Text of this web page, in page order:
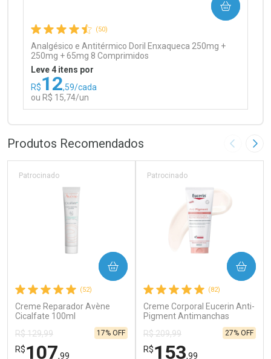
(50)
Analgésico e Antitérmico Doril Enxaqueca 250mg +
250mg + 65mg 8 Comprimidos
Leve 4 itens por
R$12,59/cada
ou R$ 15,74/un
COMPRAR
Laboratório
Ativar Desconto
Comprar sem Desconto
Por Menos
Comprar sem Desconto
Produtos Recomendados Imagem
(52)
Creme Reparador Avène
Cicalfate 100ml
Patrocinado
R$ 129,99
R$107,99
17% OFF
COMPRAR
(82)
Creme Corporal Eucerin Anti-
Pigment Antimanchas
Patrocinado
R$ 209,99
R$153,99
27% OFF
COMPRAR